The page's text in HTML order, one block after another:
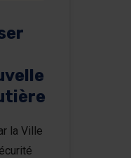
la Ville